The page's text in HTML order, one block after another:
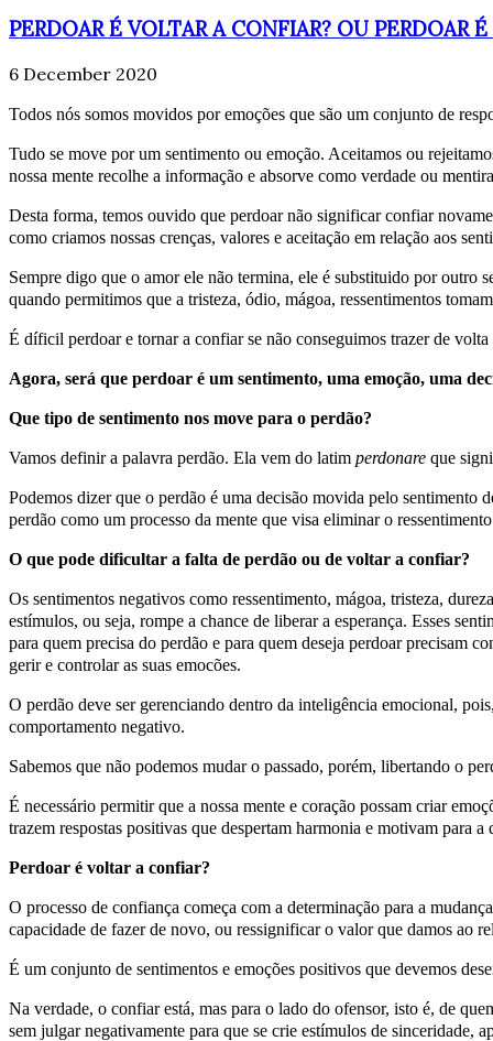
PERDOAR É VOLTAR A CONFIAR? OU PERDOAR
6 December 2020
Todos nós somos movidos por emoções que são um conjunto de
Tudo se move por um sentimento ou emoção. Aceitamos ou
nossa mente recolhe a informação e absorve como verdade ou
Desta forma, temos ouvido que perdoar não significar confiar
como criamos nossas crenças, valores e aceitação em relação aos
Sempre digo que o amor ele não termina, ele é substituido por outro
quando permitimos que a tristeza, ódio, mágoa, ressentimentos
É díficil perdoar e tornar a confiar se não conseguimos trazer de
Agora, será que perdoar é um sentimento, uma emoção, uma
Que tipo de sentimento nos move para o perdão?
Vamos definir a palavra perdão. Ela vem do latim perdonare que
Podemos dizer que o perdão é uma decisão movida pelo sentimento
perdão como um processo da mente que visa eliminar o
O que pode dificultar a falta de perdão ou de voltar a confiar?
Os sentimentos negativos como ressentimento, mágoa, tristeza,
estímulos, ou seja, rompe a chance de liberar a esperança. Esses
para quem precisa do perdão e para quem deseja perdoar precisam
gerir e controlar as suas emocões.
O perdão deve ser gerenciando dentro da inteligência emocional,
comportamento negativo.
Sabemos que não podemos mudar o passado, porém, libertando o
É necessário permitir que a nossa mente e coração possam criar
trazem respostas positivas que despertam harmonia e motivam para a
Perdoar é voltar a confiar?
O processo de confiança começa com a determinação para a
capacidade de fazer de novo, ou ressignificar o valor que damos ao
É um conjunto de sentimentos e emoções positivos que devemos
Na verdade, o confiar está, mas para o lado do ofensor, isto é, de
sem julgar negativamente para que se crie estímulos de